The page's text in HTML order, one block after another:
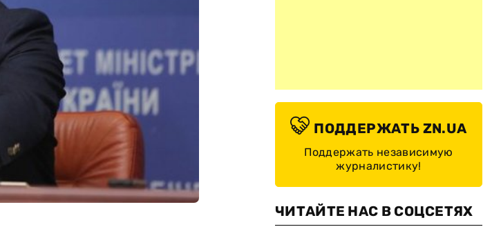
ПОДДЕРЖАТЬ ZN.UA
Поддержать независимую
журналистику!
ЧИТАЙТЕ НАС В СОЦСЕТЯХ